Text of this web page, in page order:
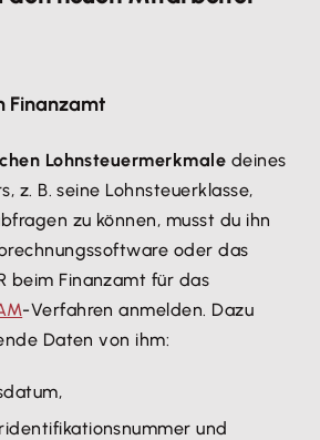
Finanzamt
Lohnsteuermerkmale deines
z. B. seine Lohnsteuerklasse,
zu können, musst du ihn
oder das
beim Finanzamt für das
-Verfahren anmelden. Dazu
Daten von ihm:
und